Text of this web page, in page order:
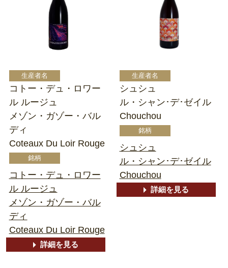
コトー・デュ・ロワー
ル ルージュ
メゾン・ガゾー・バル
ディ
Coteaux Du Loir Rouge
コトー・デュ・ロワー
ル ルージュ
メゾン・ガゾー・バル
ディ
Coteaux Du Loir Rouge
詳細を見る
シュシュ
ル・シャン･デ･ゼイル
Chouchou
シュシュ
ル・シャン･デ･ゼイル
Chouchou
詳細を見る